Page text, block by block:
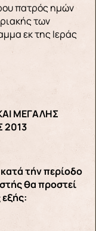
πατρός ημών
των
εκ της Ιεράς
ΜΕΓΑΛΗΣ
2013
τήν περίοδο
θα προστεί